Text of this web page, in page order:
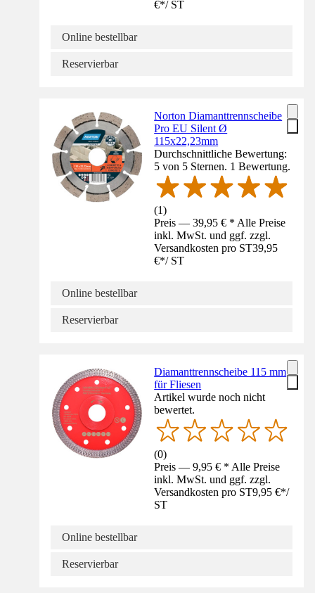
€*/ ST
Online bestellbar
Reservierbar
Norton Diamanttrennscheibe
Pro EU Silent Ø
115x22,23mm
Durchschnittliche Bewertung:
5 von 5 Sternen. 1 Bewertung.
(1)
Preis — 39,95 € * Alle Preise
inkl. MwSt. und ggf. zzgl.
Versandkosten pro ST39,95
€*/ ST
Online bestellbar
Reservierbar
Diamanttrennscheibe 115 mm
für Fliesen
Artikel wurde noch nicht
bewertet.
(0)
Preis — 9,95 € * Alle Preise
inkl. MwSt. und ggf. zzgl.
Versandkosten pro ST9,95 €*/
ST
Online bestellbar
Reservierbar